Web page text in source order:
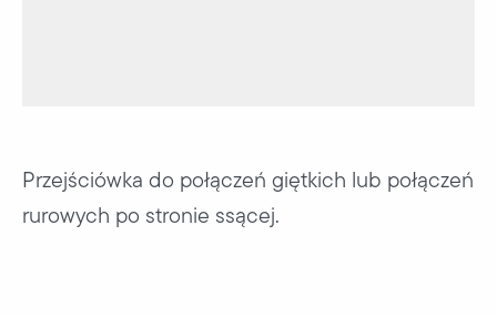
Przejściówka do połączeń giętkich lub połączeń
rurowych po stronie ssącej.